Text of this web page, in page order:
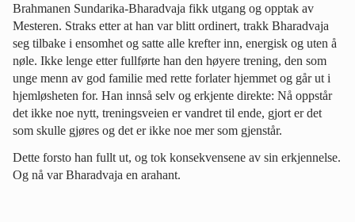
Brahmanen Sundarika-Bharadvaja fikk utgang og opptak av
Mesteren. Straks etter at han var blitt ordinert, trakk Bharadvaja
seg tilbake i ensomhet og satte alle krefter inn, energisk og uten å
nøle. Ikke lenge etter fullførte han den høyere trening, den som
unge menn av god familie med rette forlater hjemmet og går ut i
hjemløsheten for. Han innså selv og erkjente direkte: Nå oppstår
det ikke noe nytt, treningsveien er vandret til ende, gjort er det
som skulle gjøres og det er ikke noe mer som gjenstår.
Dette forsto han fullt ut, og tok konsekvensene av sin erkjennelse.
Og nå var Bharadvaja en arahant.